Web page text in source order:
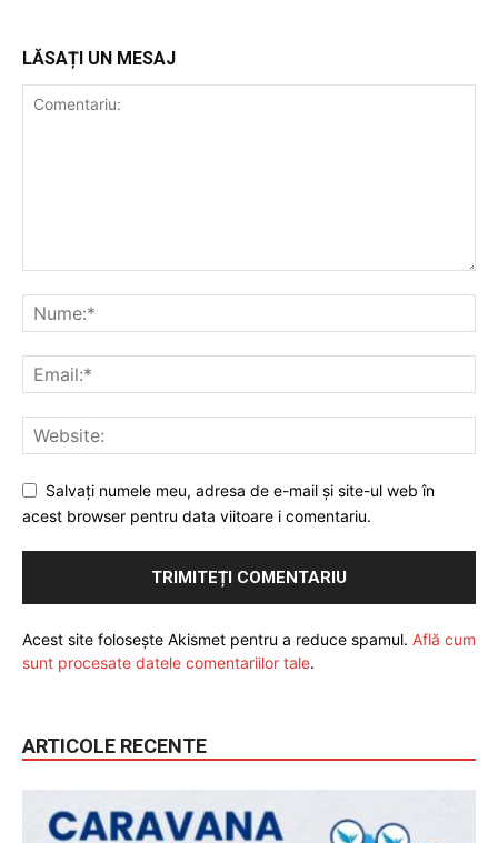
LĂSAȚI UN MESAJ
Salvați numele meu, adresa de e-mail și site-ul web în
acest browser pentru data viitoare i comentariu.
Acest site folosește Akismet pentru a reduce spamul. Află cum
sunt procesate datele comentariilor tale.
ARTICOLE RECENTE